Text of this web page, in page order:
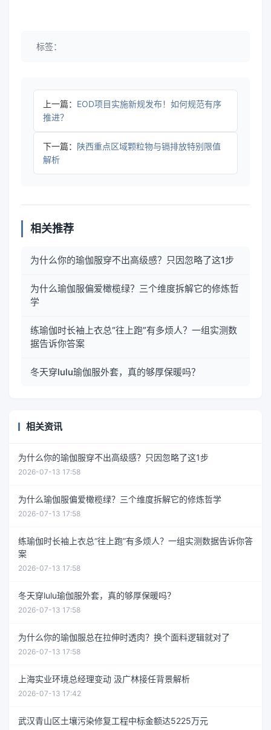
标签：
上一篇： EOD项目实施新规发布！如何规范有序
推进？
下一篇： 陕西重点区域颗粒物与镉排放特别限值
解析
相关推荐
为什么你的瑜伽服穿不出高级感？只因忽略了这1步
为什么瑜伽服偏爱橄榄绿？三个维度拆解它的修炼哲
学
练瑜伽时长袖上衣总“往上跑”有多烦人？一组实测数
据告诉你答案
冬天穿lulu瑜伽服外套，真的够厚保暖吗？
相关资讯
为什么你的瑜伽服穿不出高级感？只因忽略了这1步
2026-07-13 17:58
为什么瑜伽服偏爱橄榄绿？三个维度拆解它的修炼哲学
2026-07-13 17:58
练瑜伽时长袖上衣总“往上跑”有多烦人？一组实测数据告诉你答
案
2026-07-13 17:58
冬天穿lulu瑜伽服外套，真的够厚保暖吗？
2026-07-13 17:58
为什么你的瑜伽服总在拉伸时透肉？换个面料逻辑就对了
2026-07-13 17:58
上海实业环境总经理变动 汲广林接任背景解析
2026-07-13 17:42
武汉青山区土壤污染修复工程中标金额达5225万元